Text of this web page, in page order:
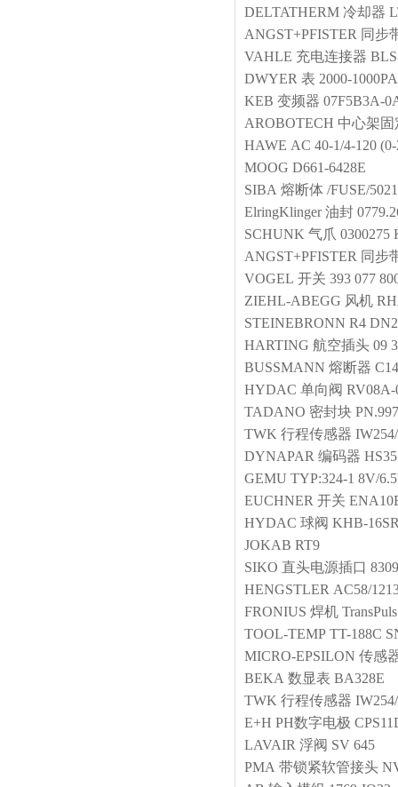
DELTATHERM 冷却器
ANGST+PFISTER 同步
VAHLE 充电连接器
DWYER 表 2000-1000PA
KEB 变频器 07F5B3A-
AROBOTECH 中心架固
HAWE AC 40-1/4-120
MOOG D661-6428E
SIBA 熔断体 /FUSE/
ElringKlinger 油封
SCHUNK 气爪 0300275
ANGST+PFISTER 同步
VOGEL 开关 393 077
ZIEHL-ABEGG 风机
STEINEBRONN R4
HARTING 航空插头 09
BUSSMANN 熔断器
HYDAC 单向阀 RV08A-
TADANO 密封块
TWK 行程传感器
DYNAPAR 编码器
GEMU TYP:324-1 8V/
EUCHNER 开关
HYDAC 球阀 KHB-
JOKAB RT9
SIKO 直头电源插口
HENGSTLER AC58/
FRONIUS 焊机
TOOL-TEMP TT-188C
MICRO-EPSILON 传感
BEKA 数显表 BA328E
TWK 行程传感器
E+H PH数字电极
LAVAIR 浮阀 SV 645
PMA 带锁紧软管接头